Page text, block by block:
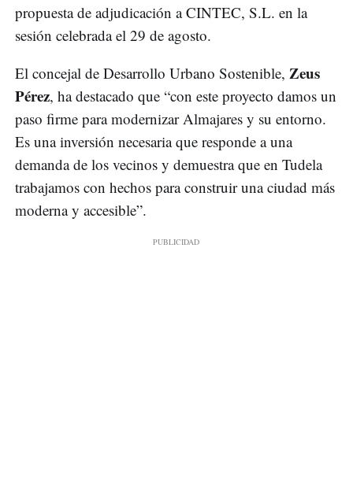
propuesta de adjudicación a CINTEC, S.L. en la
sesión celebrada el 29 de agosto.
El concejal de Desarrollo Urbano Sostenible, Zeus
Pérez, ha destacado que “con este proyecto damos un
paso firme para modernizar Almajares y su entorno.
Es una inversión necesaria que responde a una
demanda de los vecinos y demuestra que en Tudela
trabajamos con hechos para construir una ciudad más
moderna y accesible”.